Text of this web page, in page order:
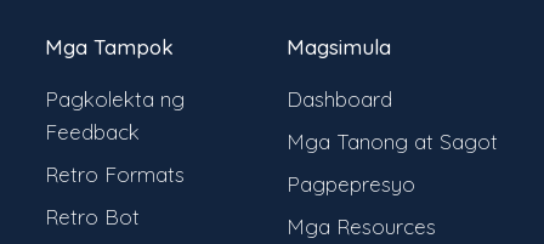
Mga Tampok
Pagkolekta ng
Feedback
Retro Formats
Retro Bot
Magsimula
Dashboard
Mga Tanong at Sagot
Pagpepresyo
Mga Resources